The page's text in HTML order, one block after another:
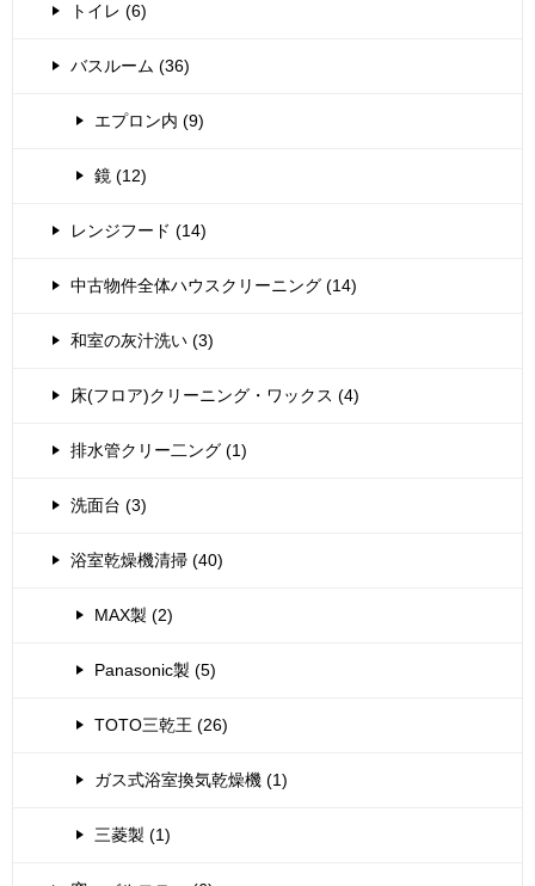
トイレ (6)
バスルーム (36)
エプロン内 (9)
鏡 (12)
レンジフード (14)
中古物件全体ハウスクリーニング (14)
和室の灰汁洗い (3)
床(フロア)クリーニング・ワックス (4)
排水管クリー二ング (1)
洗面台 (3)
浴室乾燥機清掃 (40)
MAX製 (2)
Panasonic製 (5)
TOTO三乾王 (26)
ガス式浴室換気乾燥機 (1)
三菱製 (1)